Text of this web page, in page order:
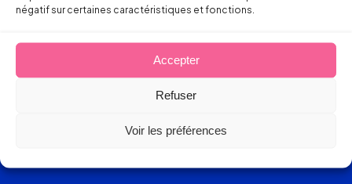
négatif sur certaines caractéristiques et fonctions.
Accepter
Refuser
Voir les préférences
Ellipse Avocats